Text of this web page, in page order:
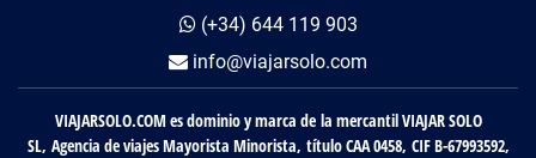
(+34) 644 119 903
info@viajarsolo.com
VIAJARSOLO.COM es dominio y marca de la mercantil VIAJAR SOLO
SL, Agencia de viajes Mayorista Minorista, título CAA 0458, CIF B-67993592,